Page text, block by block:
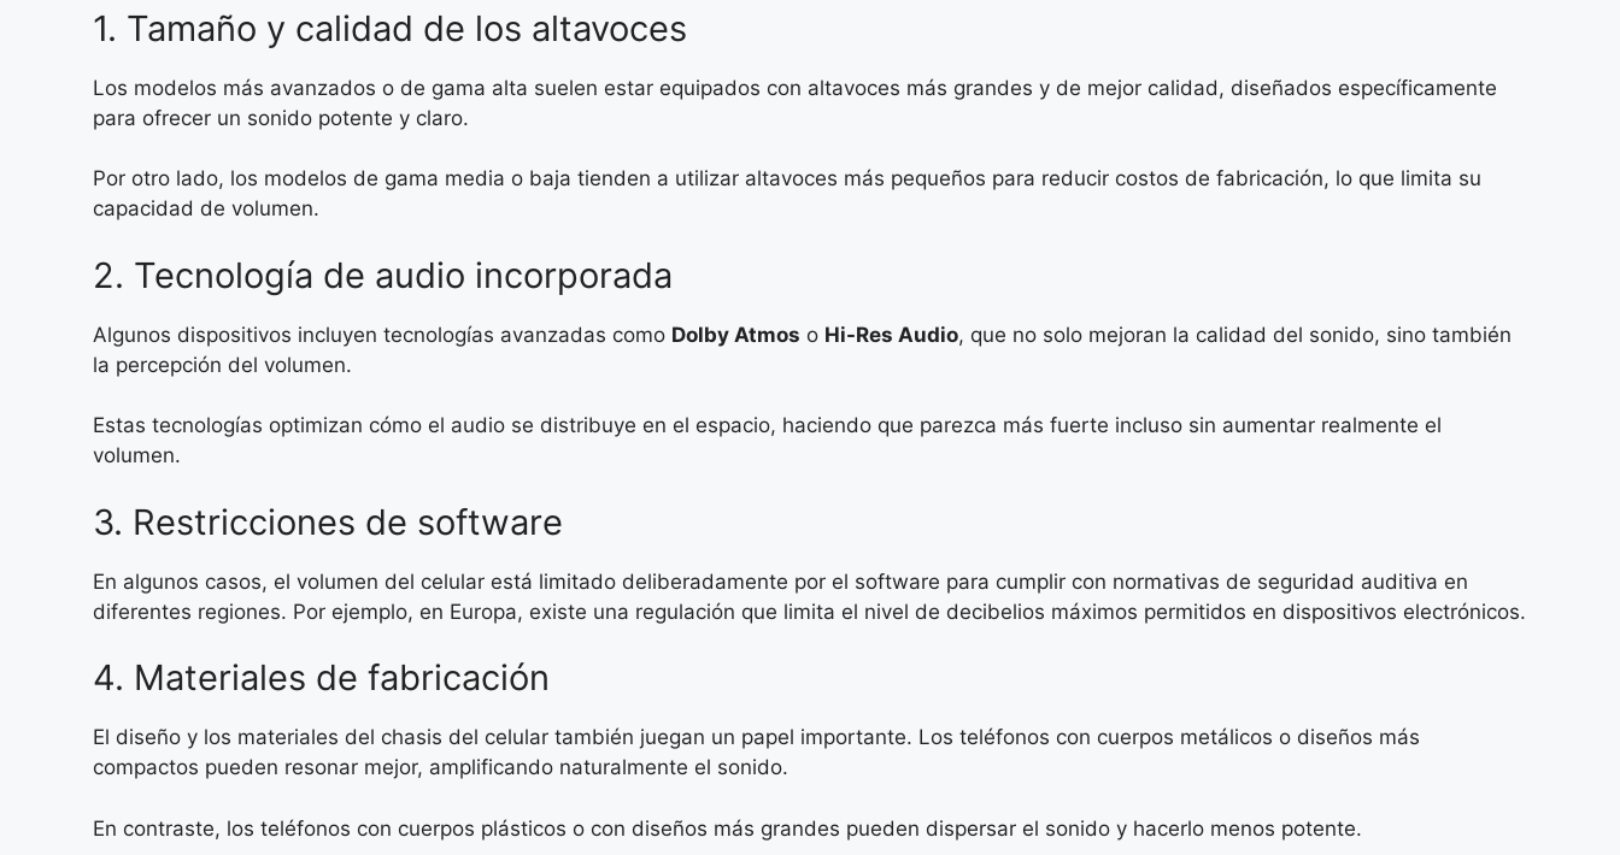
1. Tamaño y calidad de los altavoces
Los modelos más avanzados o de gama alta suelen estar equipados con altavoces más grandes y de mejor calidad, diseñados específicamente
para ofrecer un sonido potente y claro.
Por otro lado, los modelos de gama media o baja tienden a utilizar altavoces más pequeños para reducir costos de fabricación, lo que limita su
capacidad de volumen.
2. Tecnología de audio incorporada
Algunos dispositivos incluyen tecnologías avanzadas como Dolby Atmos o Hi-Res Audio, que no solo mejoran la calidad del sonido, sino también
la percepción del volumen.
Estas tecnologías optimizan cómo el audio se distribuye en el espacio, haciendo que parezca más fuerte incluso sin aumentar realmente el
volumen.
3. Restricciones de software
En algunos casos, el volumen del celular está limitado deliberadamente por el software para cumplir con normativas de seguridad auditiva en
diferentes regiones. Por ejemplo, en Europa, existe una regulación que limita el nivel de decibelios máximos permitidos en dispositivos electrónicos.
4. Materiales de fabricación
El diseño y los materiales del chasis del celular también juegan un papel importante. Los teléfonos con cuerpos metálicos o diseños más
compactos pueden resonar mejor, amplificando naturalmente el sonido.
En contraste, los teléfonos con cuerpos plásticos o con diseños más grandes pueden dispersar el sonido y hacerlo menos potente.